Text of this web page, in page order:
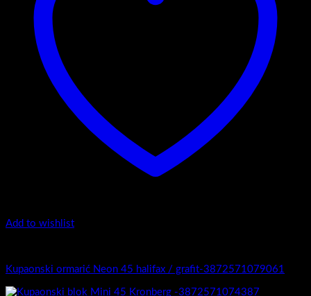
Add to wishlist
Kupaonski ormarić Neon 45 halifax / grafit-3872571079061